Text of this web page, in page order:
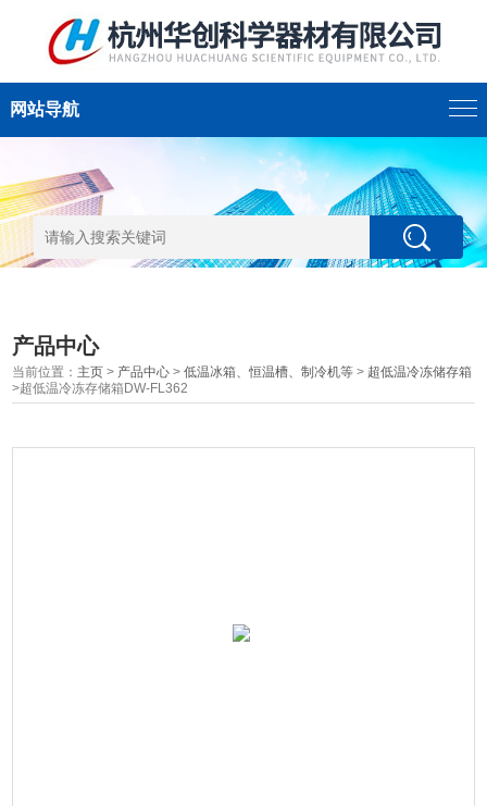
网站导航
产品中心
当前位置： 主页 > 产品中心 >低温冰箱、恒温槽、制冷机等 > 超低温冷冻储存箱
>超低温冷冻存储箱DW-FL362